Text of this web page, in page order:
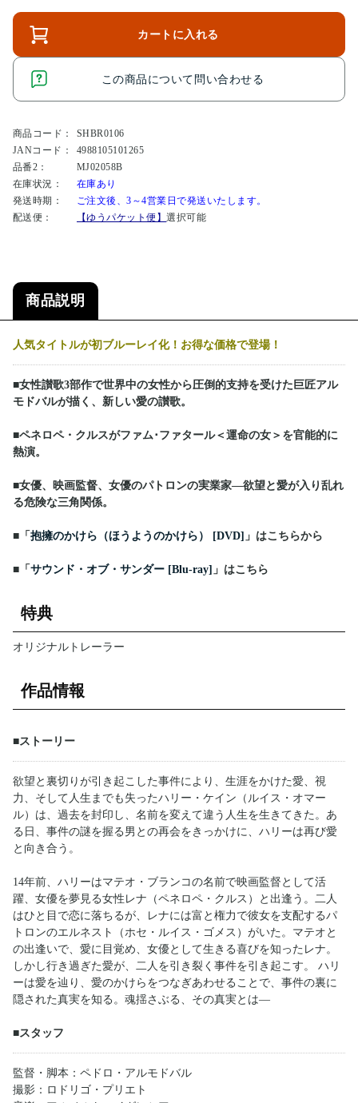
カートに入れる
この商品について問い合わせる
商品コード：
SHBR0106
JANコード：
4988105101265
品番2：
MJ02058B
在庫状況：
在庫あり
発送時期：
ご注文後、3～4営業日で発送いたします。
配送便：
【ゆうパケット便】選択可能
商品説明
人気タイトルが初ブルーレイ化！お得な価格で登場！
■女性讃歌3部作で世界中の女性から圧倒的支持を受けた巨匠アル
モドバルが描く、新しい愛の讃歌。
■ペネロペ・クルスがファム･ファタール＜運命の女＞を官能的に
熱演。
■女優、映画監督、女優のパトロンの実業家―欲望と愛が入り乱れ
る危険な三角関係。
■「 抱擁のかけら（ほうようのかけら） [DVD] 」はこちらから
■「 サウンド・オブ・サンダー [Blu-ray] 」はこちら
特典
オリジナルトレーラー
作品情報
■ストーリー
欲望と裏切りが引き起こした事件により、生涯をかけた愛、視
力、そして人生までも失ったハリー・ケイン（ルイス・オマー
ル）は、過去を封印し、名前を変えて違う人生を生きてきた。あ
る日、事件の謎を握る男との再会をきっかけに、ハリーは再び愛
と向き合う。
14年前、ハリーはマテオ・ブランコの名前で映画監督として活
躍、女優を夢見る女性レナ（ペネロペ・クルス）と出逢う。二人
はひと目で恋に落ちるが、レナには富と権力で彼女を支配するパ
トロンのエルネスト（ホセ・ルイス・ゴメス）がいた。マテオと
の出逢いで、愛に目覚め、女優として生きる喜びを知ったレナ。
しかし行き過ぎた愛が、二人を引き裂く事件を引き起こす。 ハリ
ーは愛を辿り、愛のかけらをつなぎあわせることで、事件の裏に
隠された真実を知る。魂揺さぶる、その真実とは―
■スタッフ
監督・脚本：ペドロ・アルモドバル
撮影：ロドリゴ・プリエト